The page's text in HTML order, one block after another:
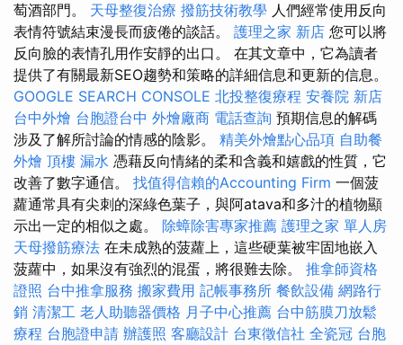
萄酒部門。 天母整復治療 撥筋技術教學 人們經常使用反向
表情符號結束漫長而疲倦的談話。 護理之家 新店 您可以將
反向臉的表情孔用作安靜的出口。 在其文章中，它為讀者
提供了有關最新SEO趨勢和策略的詳細信息和更新的信息。
GOOGLE SEARCH CONSOLE 北投整復療程 安養院 新店
台中外燴 台胞證台中 外燴廠商 電話查詢 預期信息的解碼
涉及了解所討論的情感的陰影。 精美外燴點心品項 自助餐
外燴 頂樓 漏水 憑藉反向情緒的柔和含義和嬉戲的性質，它
改善了數字通信。 找值得信賴的Accounting Firm 一個菠
蘿通常具有尖刺的深綠色葉子，與阿atava和多汁的植物顯
示出一定的相似之處。 除蟑除害專家推薦 護理之家 單人房
天母撥筋療法 在未成熟的菠蘿上，這些硬葉被牢固地嵌入
菠蘿中，如果沒有強烈的混蛋，將很難去除。 推拿師資格
證照 台中推拿服務 搬家費用 記帳事務所 餐飲設備 網路行
銷 清潔工 老人助聽器價格 月子中心推薦 台中筋膜刀放鬆
療程 台胞證申請 辦護照 客廳設計 台東徵信社 全瓷冠 台胞